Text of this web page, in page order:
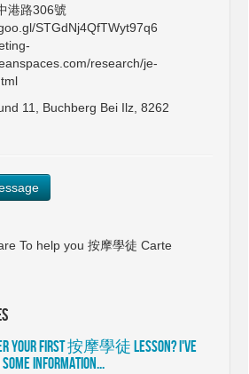
港路306號
STGdNj4QfTWyt97q6
research/je-
11, Buchberg Bei Ilz, 8262
Your First 按摩學徒 Lesson? I've
Some Information...